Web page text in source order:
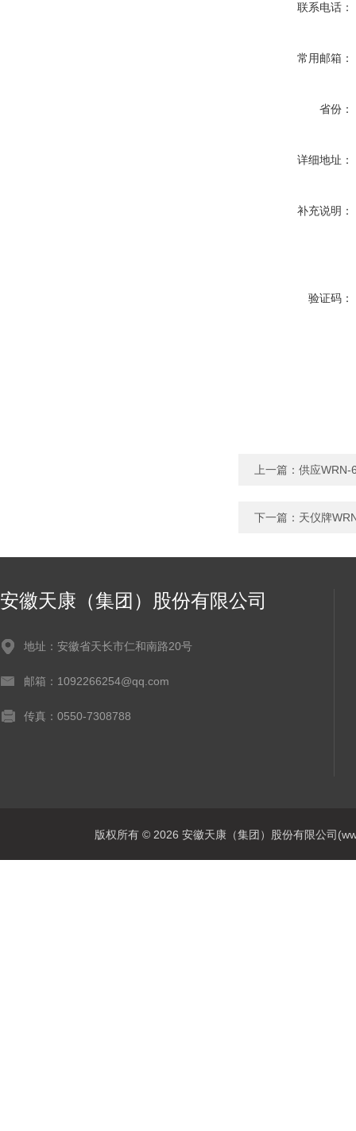
联系电话：
常用邮箱：
省份：
详细地址：
补充说明：
验证码：
上一篇： 供应WRN-
下一篇： 天仪牌
安徽天康（集团）股份有限公司
地址：安徽省天长市仁和南路20号
邮箱：1092266254@qq.com
传真：0550-7308788
版权所有 © 2026 安徽天康（集团）股份有限公司